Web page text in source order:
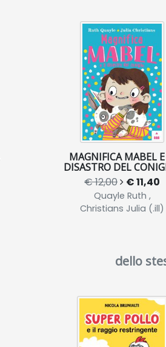
MAGNIFICA MABEL
DISASTRO DEL
€ 12,00 € 11,40
Quayle Ruth ,
Christians Julia (.ill)
dello